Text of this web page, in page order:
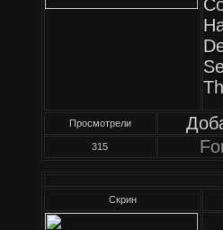
Просмотрели
315
Скрин